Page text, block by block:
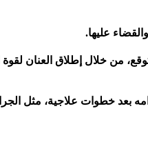
عليها.
من خلال إطلاق العنان لقوة
بعد خطوات علاجية، مثل